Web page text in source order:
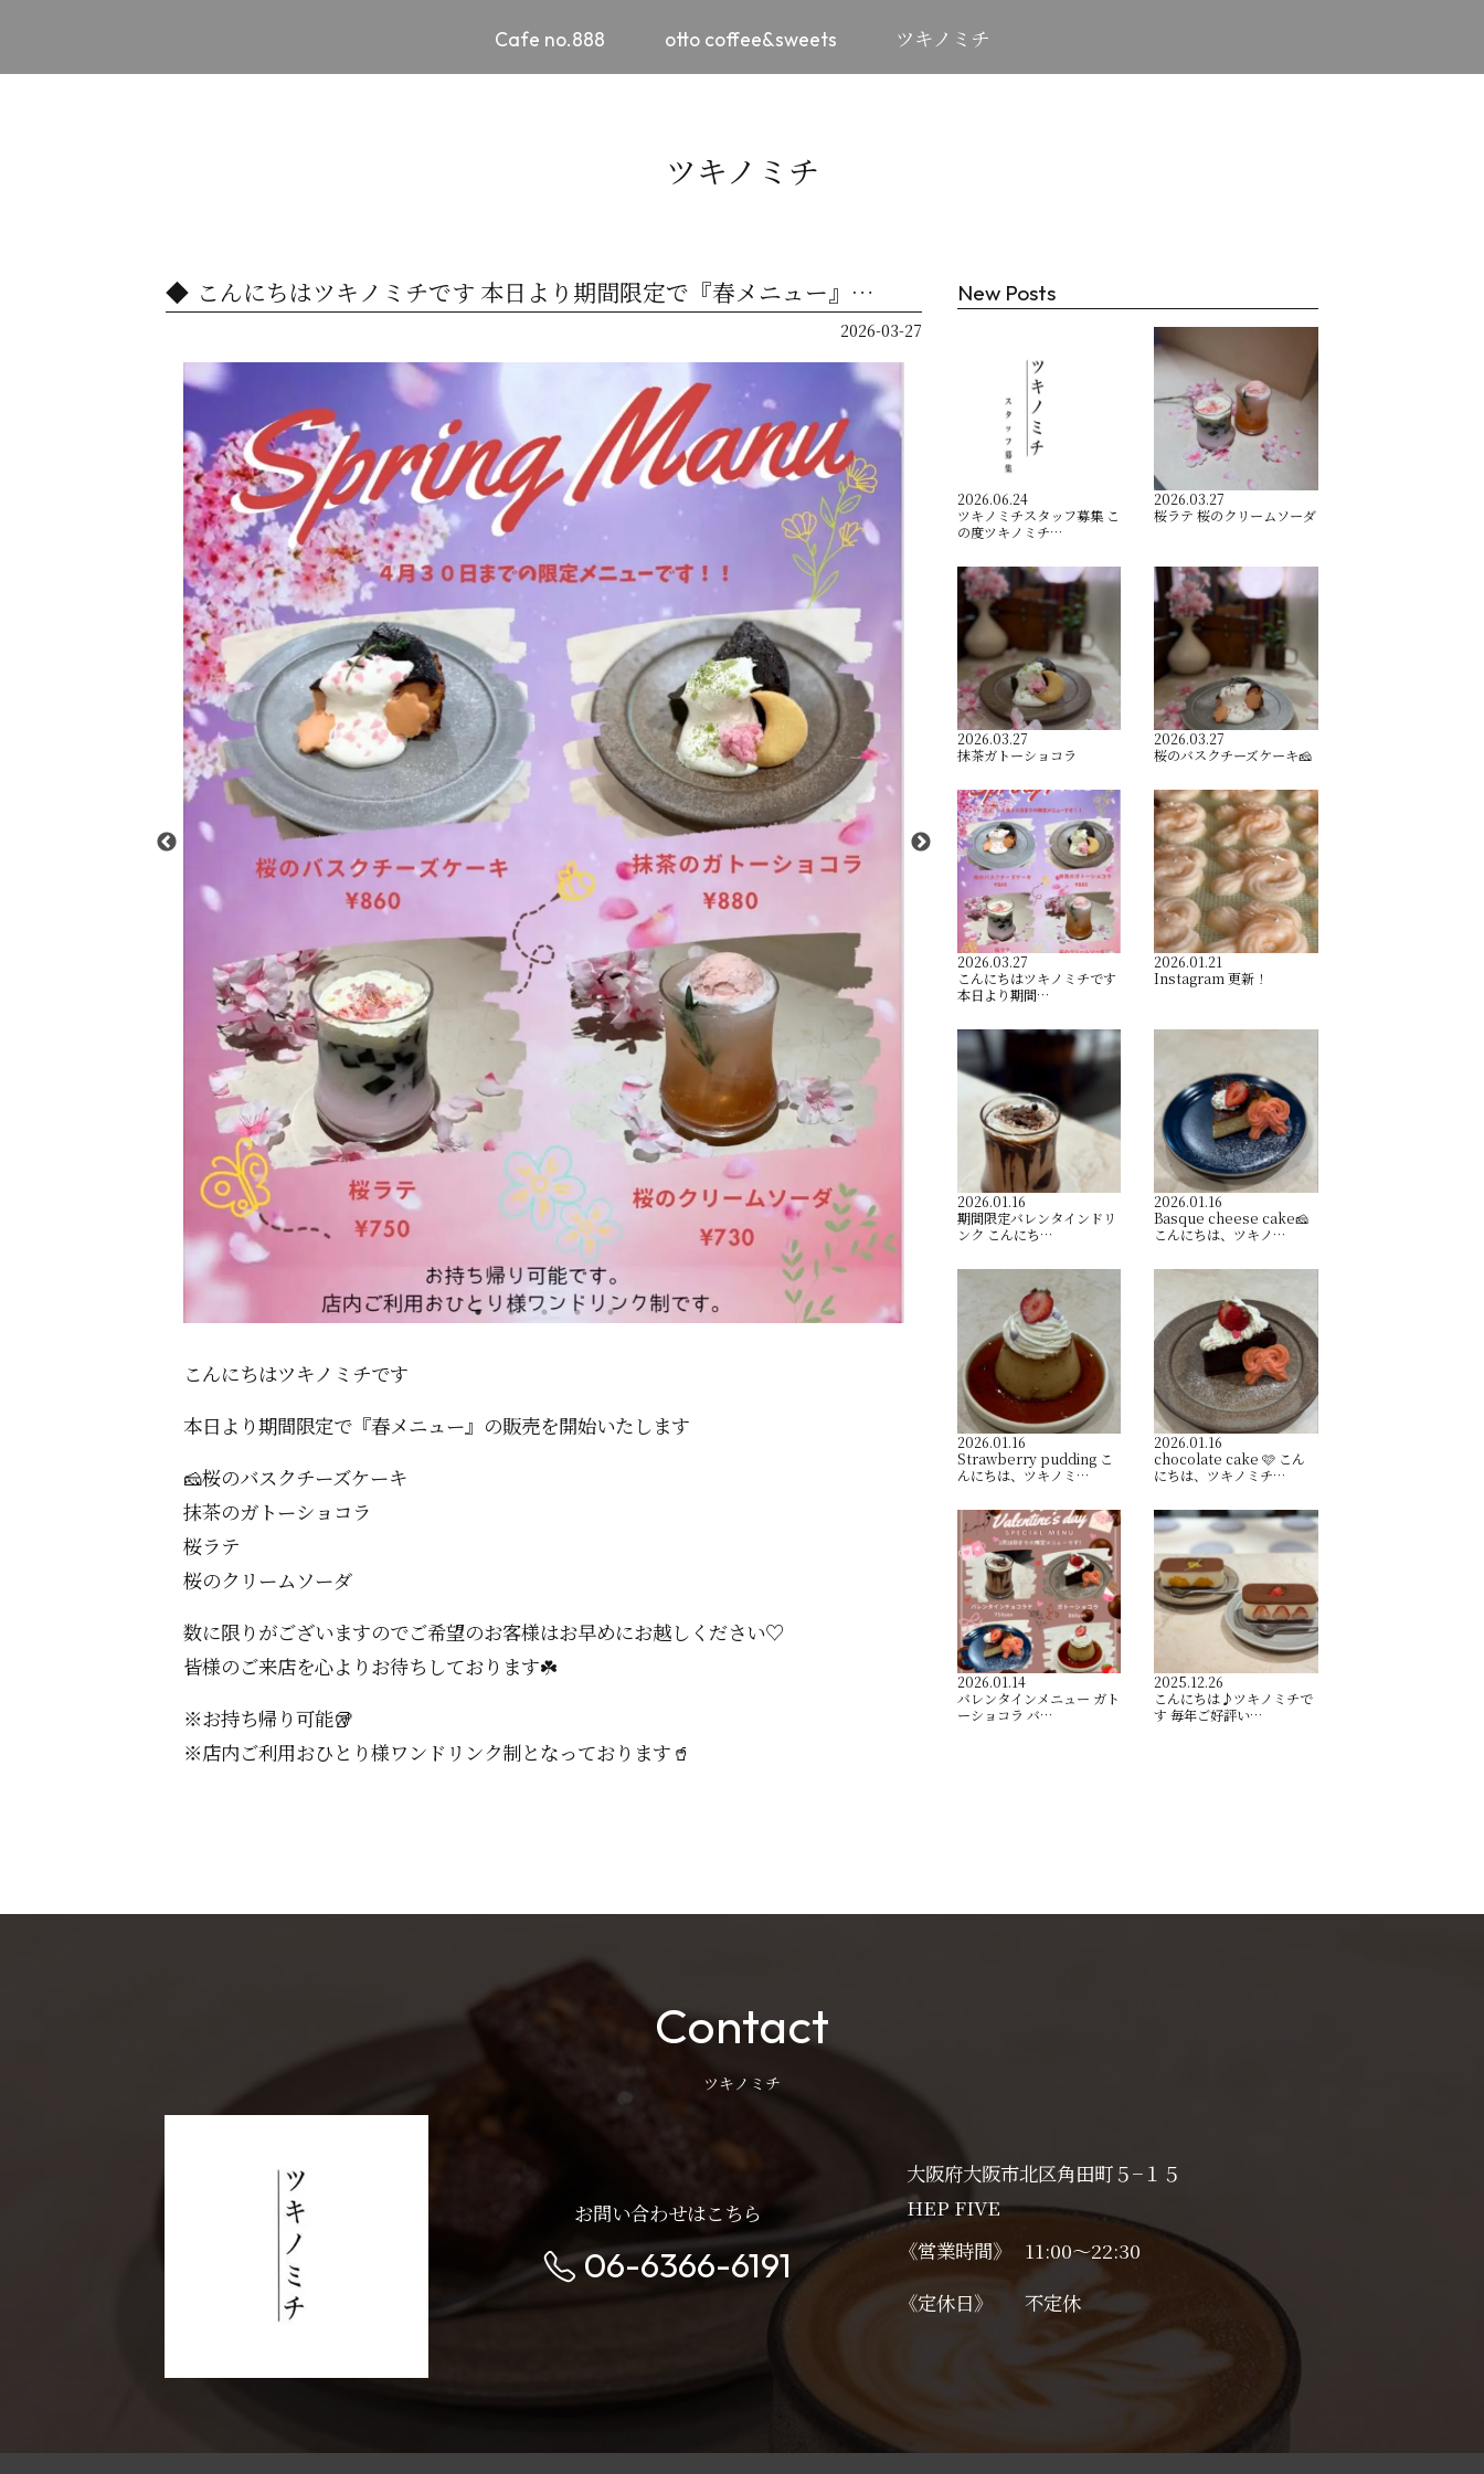
Cafe no.888 otto coffee&sweets ツキノミチ
ツキノミチ
こんにちはツキノミチです️ 本日より期間限定で『春メニュー』…
2026-03-27
こんにちはツキノミチです️
本日より期間限定で『春メニュー』の販売を開始いたします
🧀桜のバスクチーズケーキ
抹茶のガトーショコラ
桜ラテ
桜のクリームソーダ
数に限りがございますのでご希望のお客様はお早めにお越しください♡
皆様のご来店を心よりお待ちしております☘️
※お持ち帰り可能🥡
※店内ご利用おひとり様ワンドリンク制となっております🥤
New Posts
2026.06.24
ツキノミチスタッフ募集 こ
の度ツキノミチ…
2026.03.27
桜ラテ 桜のクリームソーダ
2026.03.27
抹茶ガトーショコラ
2026.03.27
桜のバスクチーズケーキ🧀
2026.03.27
こんにちはツキノミチです️
本日より期間…
2026.01.21
Instagram 更新！
2026.01.16
️期間限定バレンタインドリ
ンク️ こんにち…
2026.01.16
Basque cheese cake🧀
こんにちは、ツキノ…
2026.01.16
Strawberry pudding こ
んにちは、ツキノミ…
2026.01.16
chocolate cake 🩷 こん
にちは、ツキノミチ…
2026.01.14
バレンタインメニュー ガト
ーショコラ バ…
2025.12.26
こんにちは♪ツキノミチで
す️ 毎年ご好評い…
Contact
ツキノミチ
お問い合わせはこちら
06-6366-6191
大阪府大阪市北区角田町５−１５
HEP FIVE
《営業時間》
11:00～22:30
《定休日》
不定休